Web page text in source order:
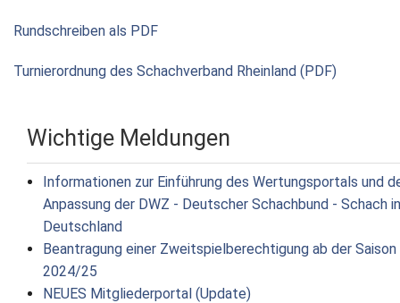
Rundschreiben als PDF
Turnierordnung des Schachverband Rheinland (PDF)
Wichtige Meldungen
Informationen zur Einführung des Wertungsportals und
Anpassung der DWZ - Deutscher Schachbund - Schach in
Deutschland
Beantragung einer Zweitspielberechtigung ab der Saison
2024/25
NEUES Mitgliederportal (Update)